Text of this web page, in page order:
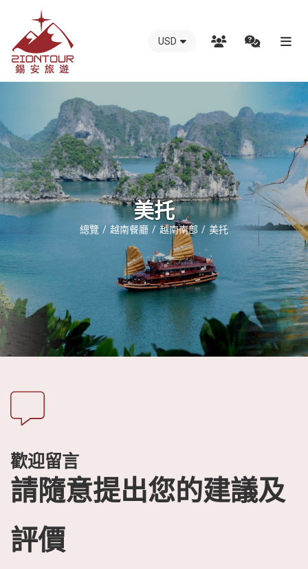
越
安
國
際
旅
行
社
南
接
錫
旅
在
越
南
好
的
USD
美托
總覽 越南餐廳 越南南部 美托
歡迎留言
請隨意提出您的建議及
評價